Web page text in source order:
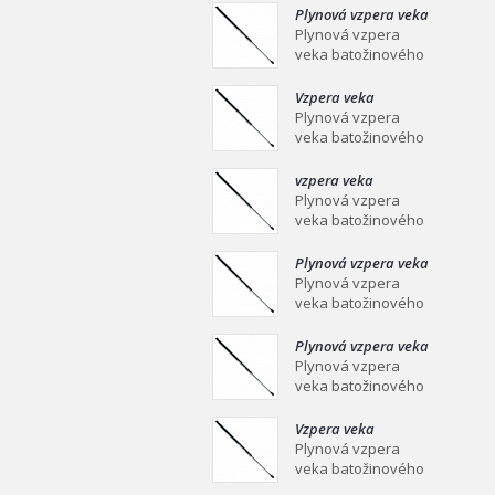
mm Plynová vzpera
veka batožinového
priestoru Ei
Plynová vzpera veka
batožinového
priestoru 639/258
Plynová vzpera
veka batožinového
mm Plynová vzpera
veka batožinového
priestoru Ei
Vzpera veka
batožinového
priestoru 387/139
Plynová vzpera
veka batožinového
mm Plynová vzpera
veka batožinového
priestoru Ei
vzpera veka
batožinového
priestoru 558/253
Plynová vzpera
veka batožinového
mm Plynová vzpera
veka batožinového
priestoru Ei
Plynová vzpera veka
batožinového
priestoru 549/219
Plynová vzpera
veka batožinového
mm Plynová vzpera
veka batožinového
priestoru Ei
Plynová vzpera veka
batožinového
priestoru 467/160
Plynová vzpera
veka batožinového
mm Plynová vzpera
veka batožinového
priestoru Ei
Vzpera veka
batožinového
priestoru 475/180
Plynová vzpera
veka batožinového